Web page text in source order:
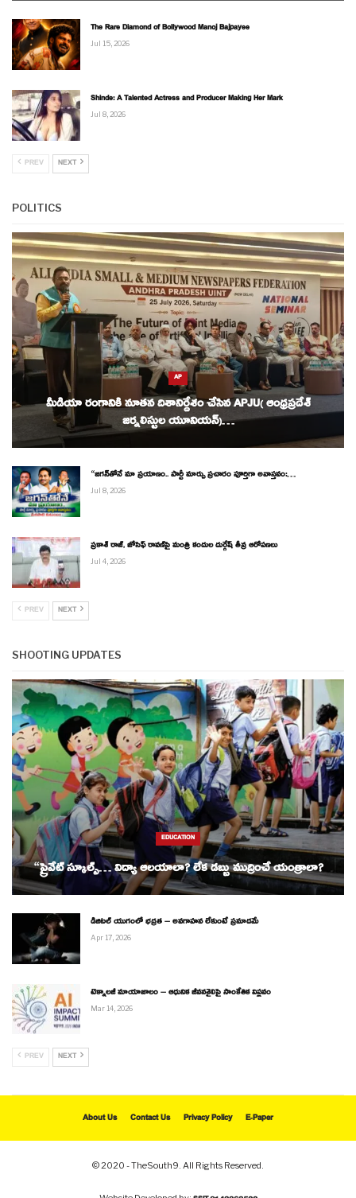
The Rare Diamond of Bollywood Manoj Bajpayee
Jul 15, 2026
Shinde: A Talented Actress and Producer Making Her Mark
Jul 8, 2026
PREV NEXT
POLITICS
AP
మీడియా రంగానికి నూతన దిశానిర్దేశం చేసిన APJU( ఆంధ్రప్రదేశ్
జర్నలిస్టుల యూనియన్)…
“జగన్‌తోనే మా ప్రయాణం.. పార్టీ మార్పు ప్రచారం పూర్తిగా అవాస్తవం:…
Jul 8, 2026
ప్రకాశ్ రాజ్, జోసెఫ్ రావణ్‌పై మంత్రి కందుల దుర్గేష్ తీవ్ర ఆరోపణలు
Jul 4, 2026
PREV NEXT
SHOOTING UPDATES
EDUCATION
“ప్రైవేట్ స్కూల్స్… విద్యా ఆలయాలా? లేక డబ్బు ముద్రించే యంత్రాలా?
డిజిటల్ యుగంలో భద్రత – అవగాహన లేకుంటే ప్రమాదమే
Apr 17, 2026
టెక్నాలజీ మాయాజాలం – ఆధునిక జీవనశైలిపై సాంకేతిక విప్లవం
Mar 14, 2026
PREV NEXT
About Us Contact Us Privacy Policy E-Paper
© 2020 - TheSouth9. All Rights Reserved.